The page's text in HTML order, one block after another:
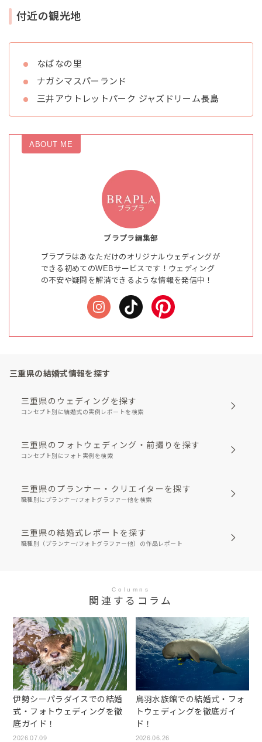
付近の観光地
なばなの里
ナガシマスパーランド
三井アウトレットパーク ジャズドリーム長島
ABOUT ME
ブラプラ編集部
ブラプラはあなただけのオリジナルウェディングが
できる初めてのWEBサービスです！ウェディング
の不安や疑問を解消できるような情報を発信中！
三重県の結婚式情報を探す
三重県のウェディングを探す
コンセプト別に結婚式の実例レポートを検索
三重県のフォトウェディング・前撮りを探す
コンセプト別にフォト実例を検索
三重県のプランナー・クリエイターを探す
職種別にプランナー/フォトグラファー他を検索
三重県の結婚式レポートを探す
職種別（プランナー/フォトグラファー他）の作品レポート
Columns
関連するコラム
伊勢シーパラダイスでの結婚
式・フォトウェディングを徹
底ガイド！
2026.07.09
鳥羽水族館での結婚式・フォ
トウェディングを徹底ガイ
ド！
2026.06.26